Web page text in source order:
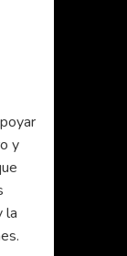
y
la